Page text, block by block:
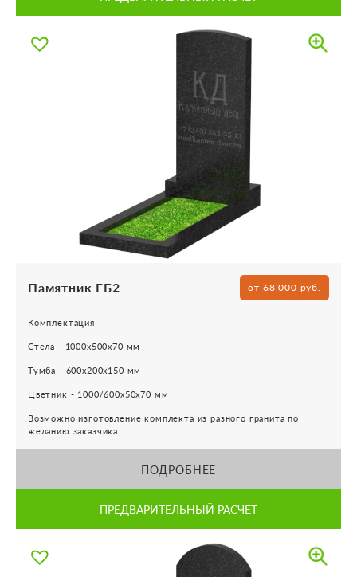
Памятник ГБ2 от 68 000 руб.
Комплектация
Стела - 1000х500х70 мм
Тумба - 600х200х150 мм
Цветник - 1000/600х50х70 мм
Возможно изготовление комплекта из разного гранита по
желанию заказчика
ПОДРОБНЕЕ
ПРЕДВАРИТЕЛЬНЫЙ РАСЧЕТ